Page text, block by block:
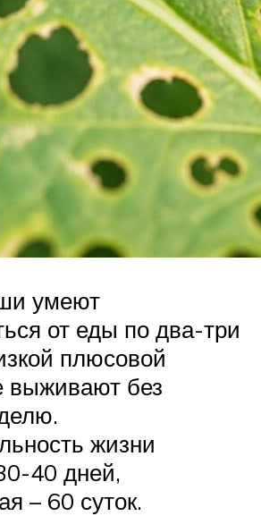
умеют
от еды по два-три
плюсовой
выживают без
жизни
40 дней,
– 60 суток.